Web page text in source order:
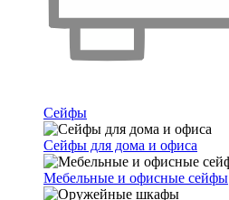
Сейфы
Сейфы для дома и офиса
Мебельные и офисные сейфы